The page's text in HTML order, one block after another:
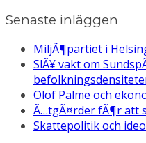
Senaste inläggen
MiljÃ¶partiet i
SlÃ¥ vakt om
Olof Palme och
Ã…tgÃ¤rder fÃ¶r att
Skattepolitik och